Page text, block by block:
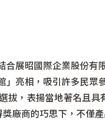
展昭國際企業股份有
」亮相，吸引許多民眾
拔，表揚當地著名且具
廠商的巧思下，不僅